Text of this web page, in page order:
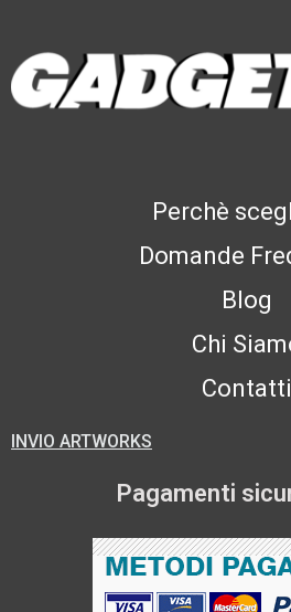
Perchè
Domande
Blog
Chi
Contatti
INVIO ARTWORKS
Pagamenti